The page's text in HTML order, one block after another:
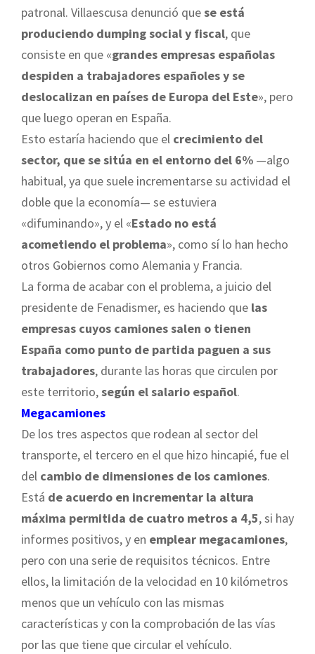
patronal. Villaescusa denunció quese está
produciendo dumping social y fiscal, que
consiste en que «grandes empresas españolas
despiden a trabajadores españoles y se
deslocalizan en países de Europa del Este», pero
que luego operan en España.
Esto estaría haciendo que el crecimiento del
sector, que se sitúa en el entorno del 6% —algo
habitual, ya que suele incrementarse su actividad el
doble que la economía— se estuviera
«difuminando», y el «Estado no está
acometiendo el problema», como sí lo han hecho
otros Gobiernos como Alemania y Francia.
La forma de acabar con el problema, a juicio del
presidente de Fenadismer, es haciendo que las
empresas cuyos camiones salen o tienen
España como punto de partida paguen a sus
trabajadores, durante las horas que circulen por
este territorio,según el salario español.
Megacamiones
De los tres aspectos que rodean al sector del
transporte, el tercero en el que hizo hincapié, fue el
del cambio de dimensiones de los camiones.
Está de acuerdo en incrementar la altura
máxima permitida de cuatro metros a 4,5, si hay
informes positivos, y en emplear megacamiones,
pero con una serie de requisitos técnicos. Entre
ellos, la limitación de la velocidad en 10 kilómetros
menos que un vehículo con las mismas
características y con la comprobación de las vías
por las que tiene que circular el vehículo.